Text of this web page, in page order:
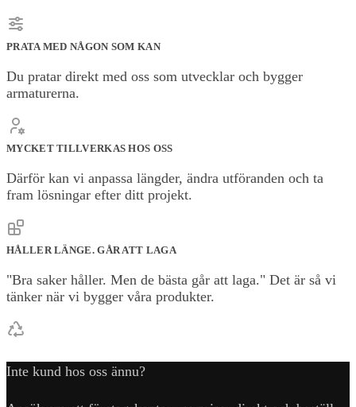
PRATA MED NÅGON SOM KAN
Du pratar direkt med oss som utvecklar och bygger
armaturerna.
MYCKET TILLVERKAS HOS OSS
Därför kan vi anpassa längder, ändra utföranden och ta
fram lösningar efter ditt projekt.
HÅLLER LÄNGE. GÅR ATT LAGA
"Bra saker håller. Men de bästa går att laga." Det är så vi
tänker när vi bygger våra produkter.
Inte kund hos oss ännu?